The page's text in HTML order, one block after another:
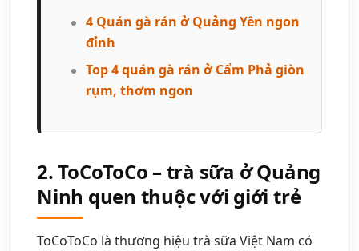
4 Quán gà rán ở Quảng Yên ngon
đỉnh
Top 4 quán gà rán ở Cẩm Phả giòn
rụm, thơm ngon
2. ToCoToCo – trà sữa ở Quảng
Ninh quen thuộc với giới trẻ
ToCoToCo là thương hiệu trà sữa Việt Nam có